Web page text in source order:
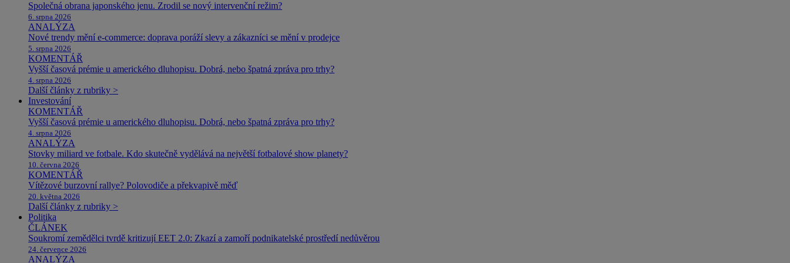
Společná obrana japonského jenu. Zrodil se nový intervenční režim?
6. srpna 2026
ANALÝZA
Nové trendy mění e-commerce: doprava poráží slevy a zákazníci se mění v prodejce
5. srpna 2026
KOMENTÁŘ
Vyšší časová prémie u amerického dluhopisu. Dobrá, nebo špatná zpráva pro trhy?
4. srpna 2026
Další články z rubriky >
Investování
KOMENTÁŘ
Vyšší časová prémie u amerického dluhopisu. Dobrá, nebo špatná zpráva pro trhy?
4. srpna 2026
ANALÝZA
Stovky miliard ve fotbale. Kdo skutečně vydělává na největší fotbalové show planety?
10. června 2026
KOMENTÁŘ
Vítězové burzovní rallye? Polovodiče a překvapivě měď
20. května 2026
Další články z rubriky >
Politika
ČLÁNEK
Soukromí zemědělci tvrdě kritizují EET 2.0: Zkazí a zamoří podnikatelské prostředí nedůvěrou
24. července 2026
ANALÝZA